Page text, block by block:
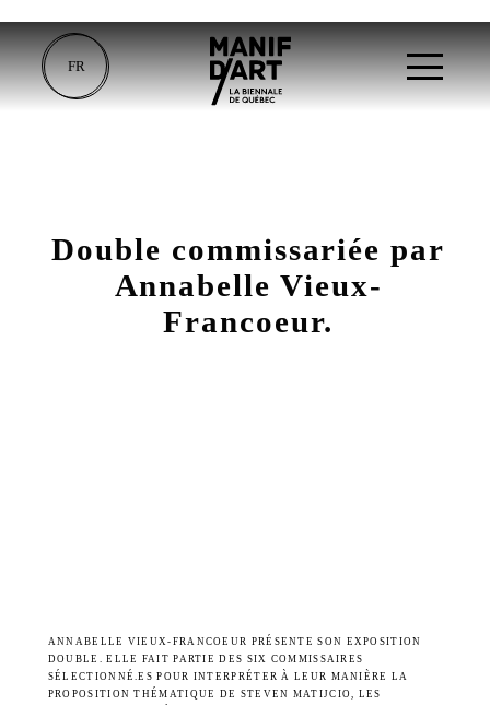
FR
Double commissariée par
Annabelle Vieux-
Francoeur.
ANNABELLE VIEUX-FRANCOEUR PRÉSENTE SON EXPOSITION
DOUBLE. ELLE FAIT PARTIE DES SIX COMMISSAIRES
SÉLECTIONNÉ.ES POUR INTERPRÉTER À LEUR MANIÈRE LA
PROPOSITION THÉMATIQUE DE STEVEN MATIJCIO, LES